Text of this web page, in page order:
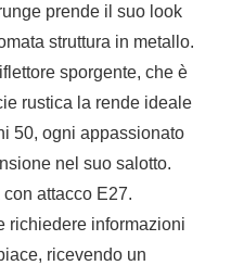
prende il suo look
struttura in metallo.
sporgente, che è
rustica la rende ideale
50, ogni appassionato
nel suo salotto.
attacco E27.
richiedere informazioni
ricevendo un